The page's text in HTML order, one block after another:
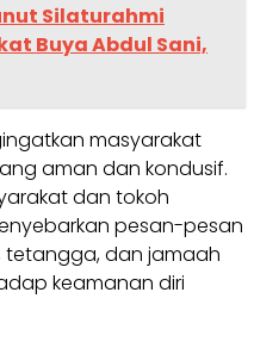
Silaturahmi
Buya Abdul Sani,
masyarakat
aman dan kondusif.
dan tokoh
pesan-pesan
tetangga, dan jamaah
keamanan diri